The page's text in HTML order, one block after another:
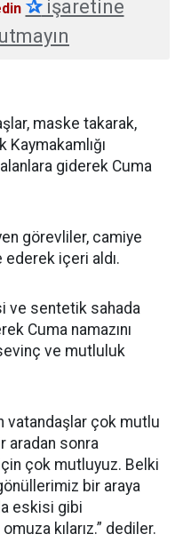
✰işaretine
maske takarak,
giderek Cuma
görevliler, camiye
içeri aldı.
ve sentetik sahada
Cuma namazını
ve mutluluk
vatandaşlar çok mutlu
aradan sonra
çok mutluyuz. Belki
bir araya
eskisi gibi
kılarız.” dediler.